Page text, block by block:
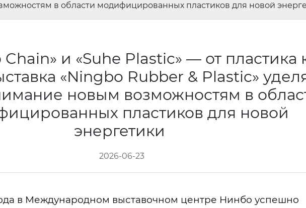
в области модифицированных пластиков для новой
и «Suhe Plastic» — от пластика
«Ningbo Rubber & Plastic»
новым возможностям в
пластиков для новой
энергетики
2026-06-23
в Международном выставочном центре Нинбо успешно